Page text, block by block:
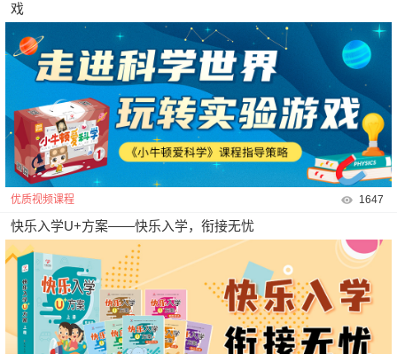
戏
优质视频课程 1647
快乐入学U+方案——快乐入学，衔接无忧